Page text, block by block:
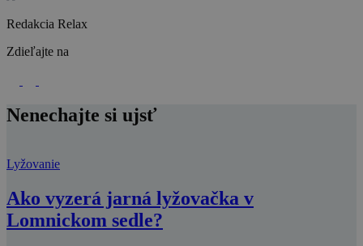
Redakcia Relax
Zdieľajte na
Nenechajte si ujsť
Lyžovanie
Ako vyzerá jarná lyžovačka v
Lomnickom sedle?